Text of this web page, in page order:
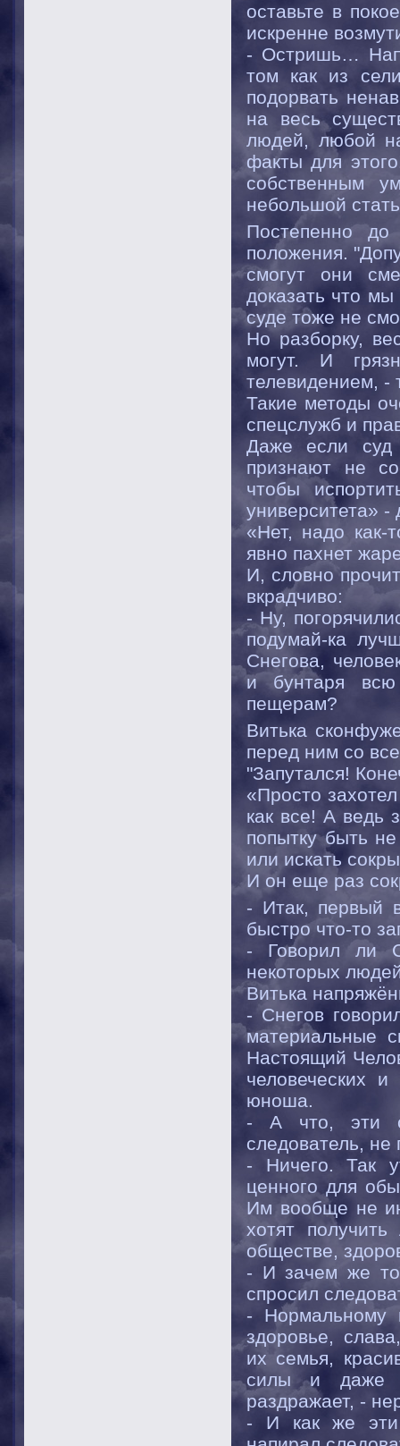
оставьте в
искренне
- Остришь…
том как из
подорвать
на весь
людей, любой
факты для
собственным
небольшой
Постепенно до
положения.
смогут они
доказать что
суде тоже не
Но разборку,
могут. И
телевидением,
Такие методы
спецслужб и
Даже если суд
признают не
чтобы
университета» -
«Нет, надо как-
явно пахнет
И, словно
вкрадчиво:
- Ну,
подумай-ка
Снегова,
и бунтаря
пещерам?
Витька
перед ним со
"Запутался!
«Просто
как все! А ведь
попытку быть
или искать
И он еще раз
- Итак, первый
быстро что-то
- Говорил ли
некоторых
Витька
- Снегов
материальные
Настоящий
человеческих
юноша.
- А что, эти
следователь, не
- Ничего. Так
ценного для
Им вообще не
хотят
обществе,
- И зачем же
спросил
- Нормальному
здоровье,
их семья,
силы и даже
раздражает, -
- И как же эти